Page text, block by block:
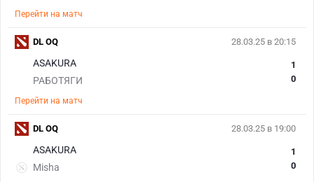
Перейти на матч
28.03.25 в 20:15
ASAKURA
РАБОТЯГИ
1
0
Перейти на матч
DL OQ
28.03.25 в 19:00
ASAKURA
Misha
1
0
DL OQ